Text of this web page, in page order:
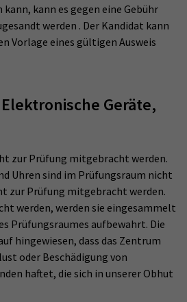
kann es gegen eine Gebühr
werden . Der Kandidat kann
Vorlage eines gültigen Ausweis
Geräte,
zur Prüfung mitgebracht werden.
Uhren sind im Prüfungsraum nicht
zur Prüfung mitgebracht werden.
werden, werden sie eingesammelt
Prüfungsraumes aufbewahrt. Die
hingewiesen, dass das Zentrum
oder Beschädigung von
haftet, die sich in unserer Obhut